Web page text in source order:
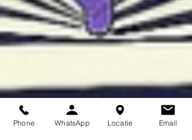
Phone WhatsApp Locatie Email